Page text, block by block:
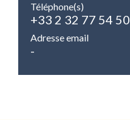
Téléphone(s)
+33 2 32 77 54 50
Adresse email
-